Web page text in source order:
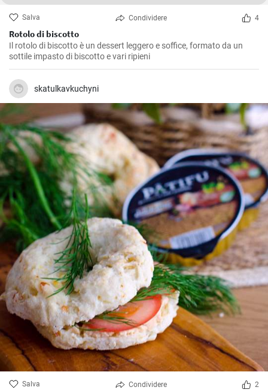
Salva Condividere 4
Rotolo di biscotto
Il rotolo di biscotto è un dessert leggero e soffice, formato da un
sottile impasto di biscotto e vari ripieni
skatulkavkuchyni
Salva Condividere 2